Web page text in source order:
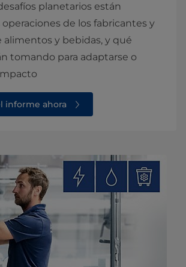
planetarios están
de los fabricantes y
alimentos y bebidas, y qué
tomando para adaptarse o
informe ahora